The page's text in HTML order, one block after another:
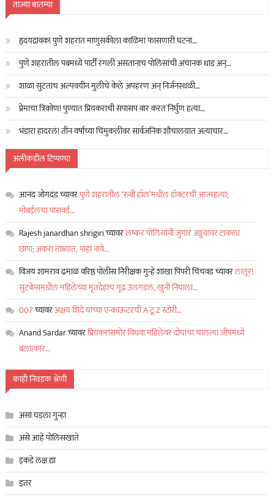
ताज्या बातम्या
हृदयद्रावक! पुणे शहरात माणुसकीला काळिमा फासणारी घटना…
पुणे शहरातील पबमध्ये पार्टी रंगली असतानाच पोलिसांची अचानक धाड अन्…
शाळा सुटताच अल्पवयीन मुलीचे केले अपहरण अन् निर्जनस्थळी…
प्रेमाचा त्रिकोण! पुण्यात प्रियकराची सपासप वार करत निर्घुण हत्या…
भंडारा हादरलं! तीन वर्षांच्या चिमुकलीवर सार्वजनिक शौचालयात अत्याचार…
अलीकडील टिप्पण्या
आनंद जोगदंडच्यावरपुणे शहरातील ‘रुबी हॉल’मधील डॉक्टरची आत्महत्या;
मोबईलचा पासवर्ड…
Rajesh janardhan shrigiriच्यावरलष्कर पोलिसांनी जुगार अड्डयावर टाकला
छापा; अकरा ताब्यात, पाहा नावे…
विजय शामराव ढमाळ वरिष्ठ पोलीस निरीक्षक गुन्हे शाखा पिंपरी चिंचवडच्यावरलातूर!
सुटकेसमधील महिलेच्या मृतदेहाचं गूढ उलगडलं, खुनी निघाला…
007च्यावरअक्षय शिंदे याच्या एन्काऊंटरची A टू Z स्टोरी…
Anand Sardarच्यावरप्रियकरासमोर विधवा महिलेवर दोघांचा चालत्या जीपमध्ये
बलात्कार…
काही निवडक श्रेणी
असा घडला गुन्हा
असे आहे पोलिसखाते
इकडे लक्ष द्या
इतर